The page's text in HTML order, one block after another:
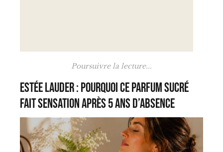
Poursuivre la lecture...
Estée Lauder : pourquoi ce parfum sucré
fait sensation après 5 ans d’absence